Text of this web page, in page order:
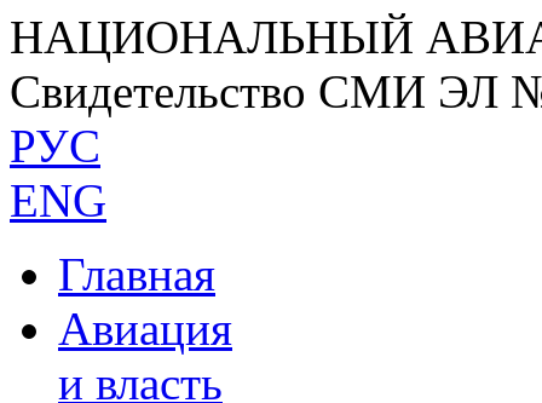
НАЦИОНАЛЬНЫЙ
Свидетельство СМИ ЭЛ
РУС
ENG
Главная
Авиация
и власть